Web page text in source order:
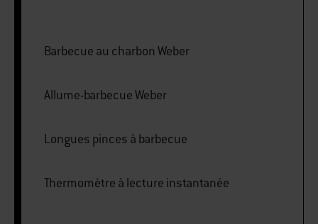
Barbecue au charbon Weber
Allume-barbecue Weber
Longues pinces à barbecue
Thermomètre à lecture instantanée